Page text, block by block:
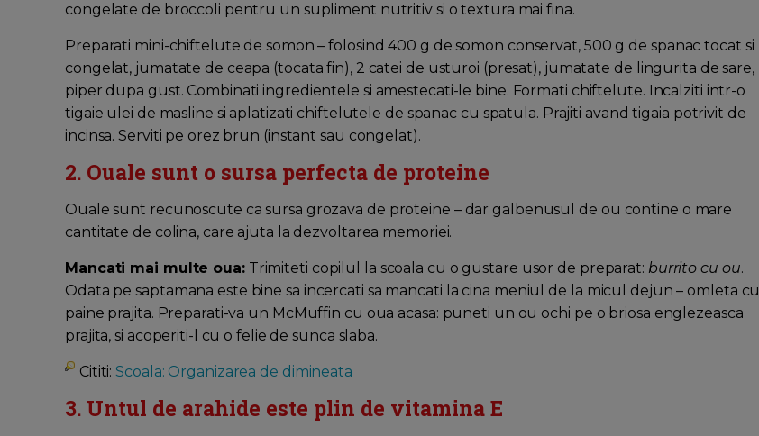
congelate de broccoli pentru un supliment nutritiv si o textura mai fina.
Preparati mini-chiftelute de somon – folosind 400 g de somon conservat, 500 g de spanac tocat si
congelat, jumatate de ceapa (tocata fin), 2 catei de usturoi (presat), jumatate de lingurita de sare,
piper dupa gust. Combinati ingredientele si amestecati-le bine. Formati chiftelute. Incalziti intr-o
tigaie ulei de masline si aplatizati chiftelutele de spanac cu spatula. Prajiti avand tigaia potrivit de
incinsa. Serviti pe orez brun (instant sau congelat).
2. Ouale sunt o sursa perfecta de proteine
Ouale sunt recunoscute ca sursa grozava de proteine – dar galbenusul de ou contine o mare
cantitate de colina, care ajuta la dezvoltarea memoriei.
Mancati mai multe oua:Trimiteti copilul la scoala cu o gustare usor de preparat: burrito cu ou.
Odata pe saptamana este bine sa incercati sa mancati la cina meniul de la micul dejun – omleta cu
paine prajita. Preparati-va un McMuffin cu oua acasa: puneti un ou ochi pe o briosa englezeasca
prajita, si acoperiti-l cu o felie de sunca slaba.
Cititi:Scoala: Organizarea de dimineata
3. Untul de arahide este plin de vitamina E